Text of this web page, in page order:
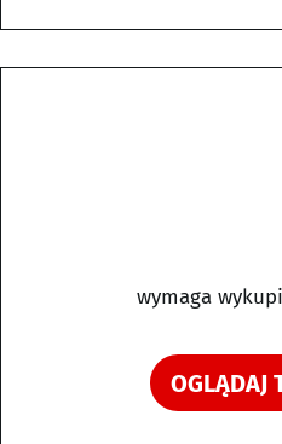
wymaga
OGLĄDAJ